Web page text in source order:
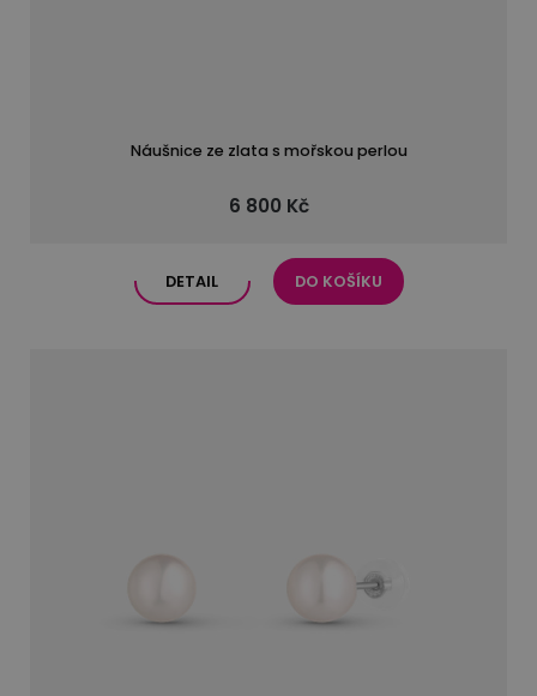
Náušnice ze zlata s mořskou perlou
6 800 Kč
DETAIL DO KOŠÍKU